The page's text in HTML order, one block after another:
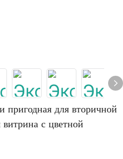
пригодная для вторичной
витрина с цветной